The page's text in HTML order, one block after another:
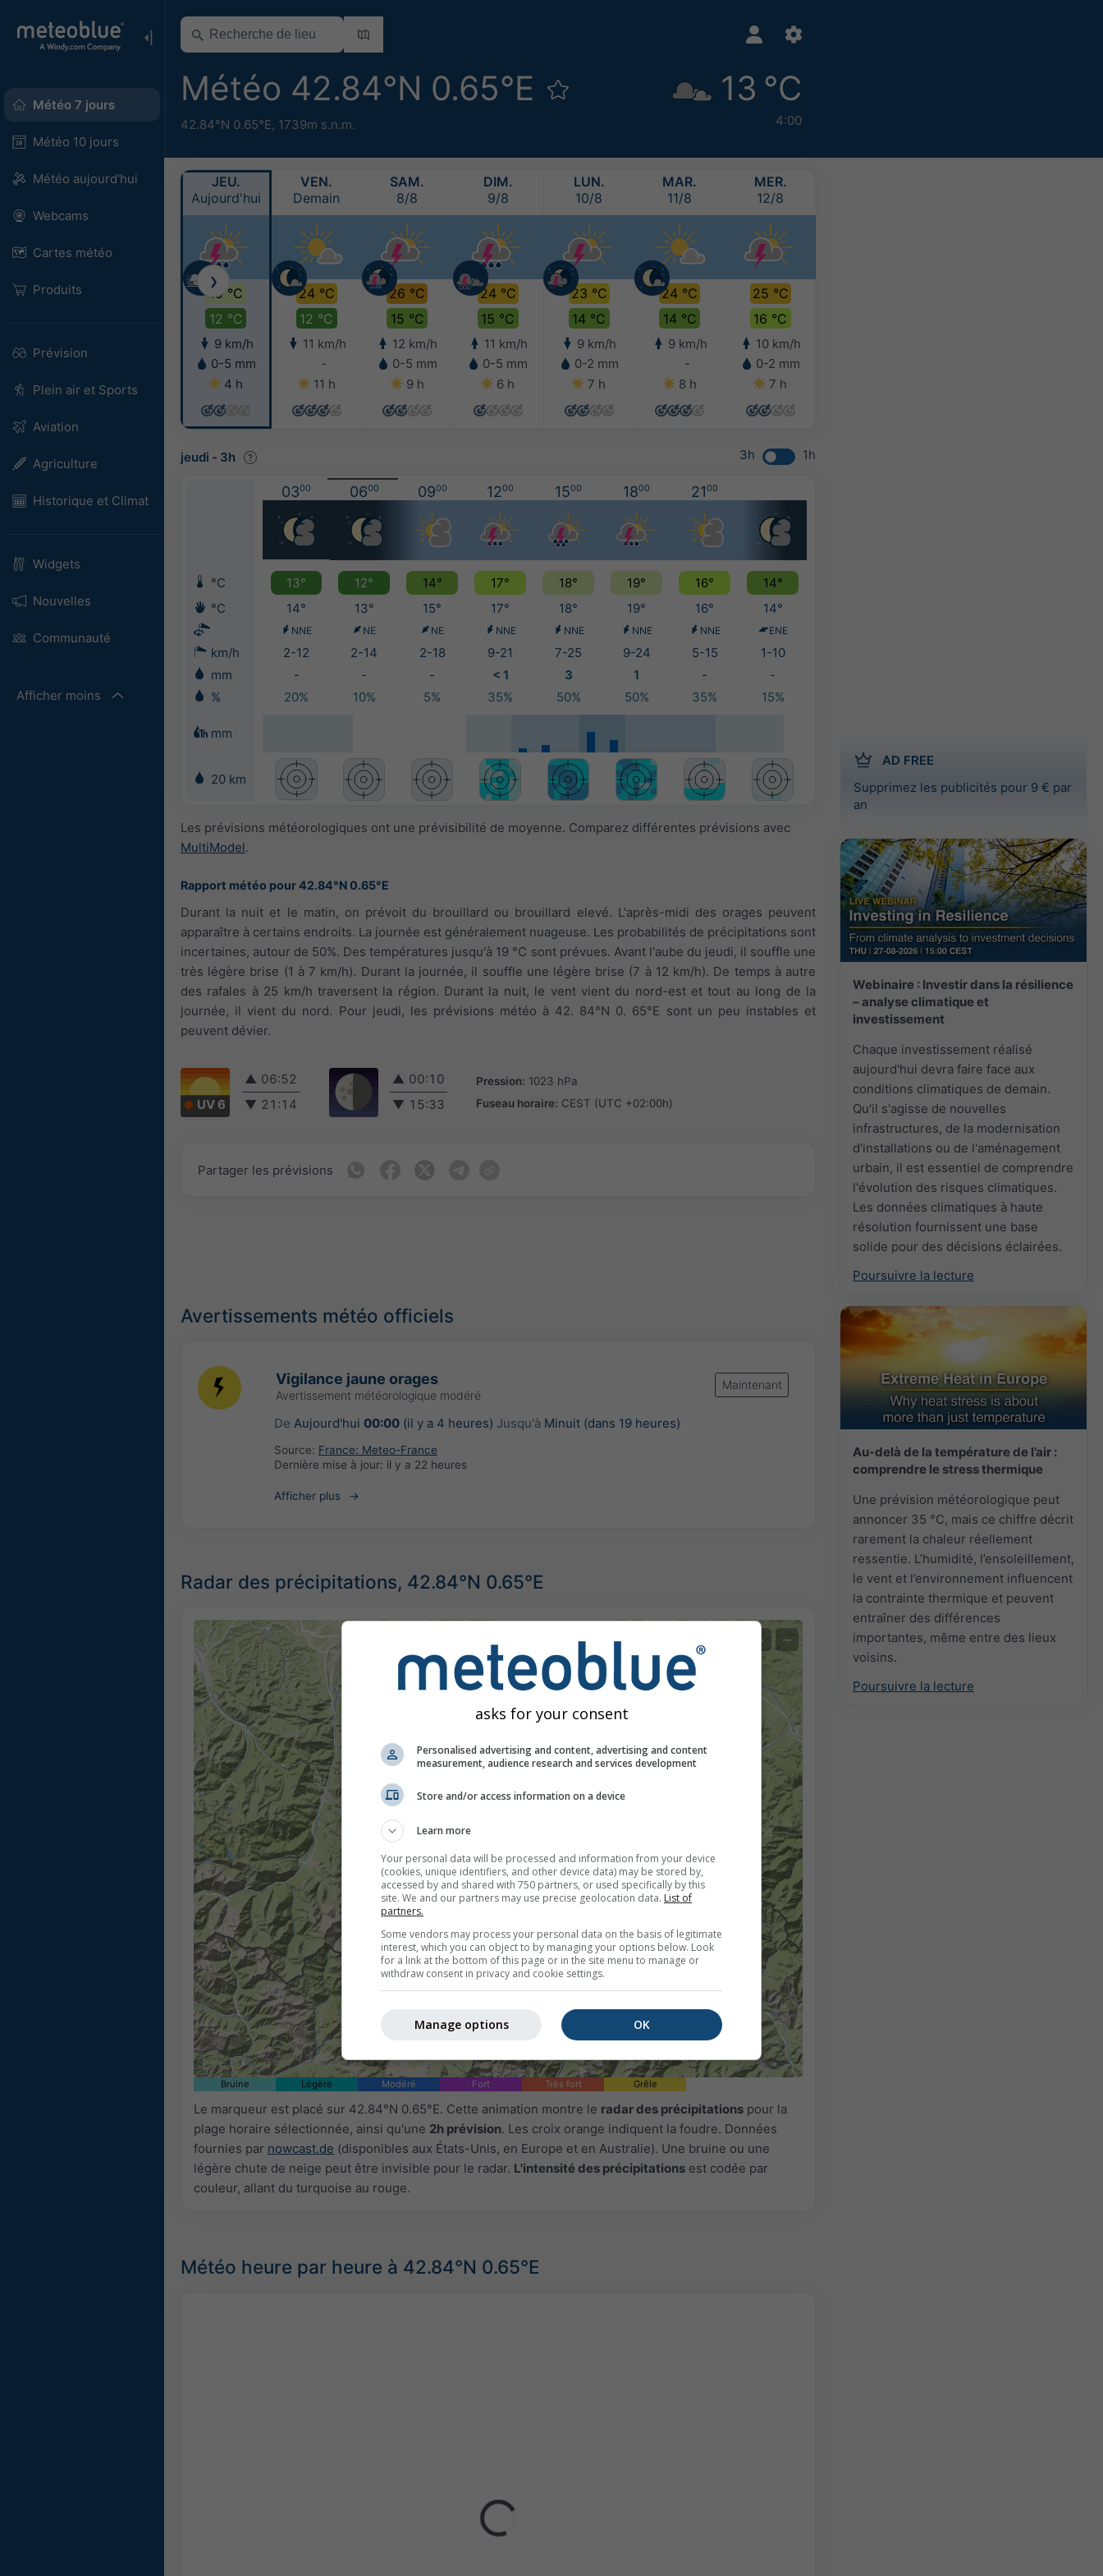
Météo 7 jours
Météo 10 jours
Météo aujourd'hui
Webcams
Cartes météo
Produits
Prévision
Plein air et Sports
Aviation
Agriculture
Historique et Climat
Widgets
Nouvelles
Communauté
Afficher moins
Météo 42.84°N 0.65°E
42.84°N 0.65°E, 1739m s.n.m.
13 °C
4:00
AD FREE
Supprimez les publicités pour 9 € par
an
Webinaire : Investir dans la résilience
– analyse climatique et
investissement
Chaque investissement réalisé
aujourd'hui devra faire face aux
conditions climatiques de demain.
Qu'il s'agisse de nouvelles
infrastructures, de la modernisation
d'installations ou de l'aménagement
urbain, il est essentiel de comprendre
l'évolution des risques climatiques.
Les données climatiques à haute
résolution fournissent une base
solide pour des décisions éclairées.
Poursuivre la lecture
Au-delà de la température de l’air :
comprendre le stress thermique
Une prévision météorologique peut
annoncer 35 °C, mais ce chiffre décrit
rarement la chaleur réellement
ressentie. L’humidité, l’ensoleillement,
le vent et l’environnement influencent
la contrainte thermique et peuvent
entraîner des différences
importantes, même entre des lieux
voisins.
Poursuivre la lecture
JEU.
Aujourd'hui
19 °C
12 °C
9 km/h
0-5 mm
4 h
VEN.
Demain
24 °C
12 °C
11 km/h
-
11 h
SAM.
8/8
26 °C
15 °C
12 km/h
0-5 mm
9 h
DIM.
9/8
24 °C
15 °C
11 km/h
0-5 mm
6 h
LUN.
10/8
23 °C
14 °C
9 km/h
0-2 mm
7 h
MAR.
11/8
24 °C
14 °C
9 km/h
-
8 h
MER.
12/8
25 °C
16 °C
10 km/h
0-2 mm
7 h
❯
jeudi - 3h 3h 1h
0300 0600 0900 1200 1500 1800 2100
°C 13° 12° 14° 17° 18° 19° 16°
14°
°C
14° 13° 15° 17° 18° 19° 16° 14°
NNE NE NE NNE NNE NNE NNE ENE
km/h 2-12 2-14 2-18 9-21 7-25 9-24 5-15
1-10
mm
- - - < 1 3 1 -
-
%
20% 10% 5% 35% 50% 50% 35% 15%
mm
20 km
Les prévisions météorologiques ont une prévisibilité de moyenne. Comparez différentes prévisions avec
MultiModel.
Rapport météo pour 42.84°N 0.65°E
Durant la nuit et le matin, on prévoit du brouillard ou brouillard elevé. L'après-midi des orages peuvent
apparaître à certains endroits. La journée est généralement nuageuse. Les probabilités de précipitations sont
incertaines, autour de 50%. Des températures jusqu'à 19 °C sont prévues. Avant l'aube du jeudi, il souffle une
très légère brise (1 à 7 km/h). Durant la journée, il souffle une légère brise (7 à 12 km/h). De temps à autre
des rafales à 25 km/h traversent la région. Durant la nuit, le vent vient du nord-est et tout au long de la
journée, il vient du nord. Pour jeudi, les prévisions météo à 42. 84°N 0. 65°E sont un peu instables et
peuvent dévier.
UV 6
▲ 06:52
▼ 21:14
▲ 00:10
▼ 15:33
Pression: 1023 hPa
Fuseau horaire: CEST (UTC +02:00h)
Partager les prévisions
Avertissements météo officiels
Vigilance jaune orages
Avertissement météorologique modéré
Maintenant
De Aujourd'hui 00:00(il y a 4 heures) Jusqu'à Minuit (dans 19 heures)
Source: France: Meteo-France
Dernière mise à jour: il y a 22 heures
Afficher plus
Radar des précipitations, 42.84°N 0.65°E
+ −
Bruine Légère Modéré Fort Très fort Grêle
Le marqueur est placé sur 42.84°N 0.65°E. Cette animation montre le radar des précipitations pour la
plage horaire sélectionnée, ainsi qu'une 2h prévision. Les croix orange indiquent la foudre. Données
fournies par nowcast.de (disponibles aux États-Unis, en Europe et en Australie). Une bruine ou une
légère chute de neige peut être invisible pour le radar. L'intensité des précipitations est codée par
couleur, allant du turquoise au rouge.
Météo heure par heure à 42.84°N 0.65°E
asks for your consent
Personalised advertising and content, advertising and content
measurement, audience research and services development
Store and/or access information on a device
Learn more
Your personal data will be processed and information from your device
(cookies, unique identifiers, and other device data) may be stored by,
accessed by and shared with 750 partners, or used specifically by this
site. We and our partners may use precise geolocation data. List of
partners.
Some vendors may process your personal data on the basis of legitimate
interest, which you can object to by managing your options below. Look
for a link at the bottom of this page or in the site menu to manage or
withdraw consent in privacy and cookie settings.
OK
Manage options